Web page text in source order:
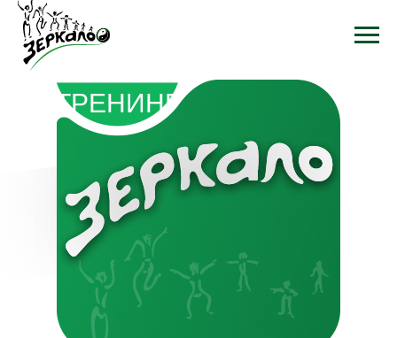
Тренинг «Зеркало» с Натальей Михайловой
ТРЕНИНГ